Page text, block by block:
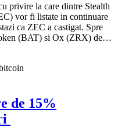
privire la care dintre Stealth
vor fi listate in continuare
ca ZEC a castigat. Spre
(BAT) si Ox (ZRX) de…
de 15%